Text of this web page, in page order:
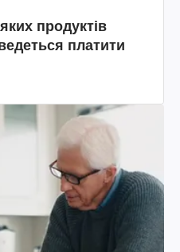
продуктів
платити